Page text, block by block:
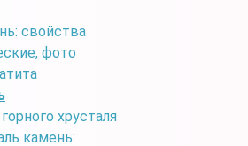
свойства
фото
хрусталя
камень: